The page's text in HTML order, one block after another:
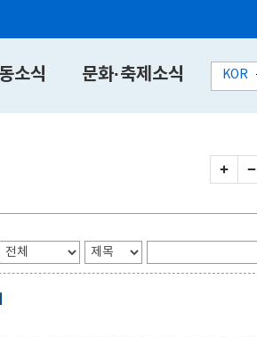
소식 문화·축제소식 KOR